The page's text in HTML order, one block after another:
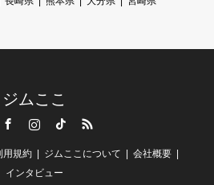
ジムここ
RSS
用規約 ジムここについて
会社概要
インタビュー